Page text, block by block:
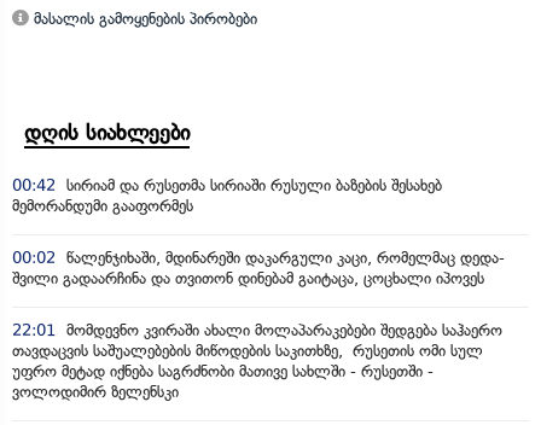
მასალის გამოყენების პირობები
დღის სიახლეები
00:42 სირიამ და რუსეთმა სირიაში რუსული ბაზების შესახებ
მემორანდუმი გააფორმეს
00:02 წალენჯიხაში, მდინარეში დაკარგული კაცი, რომელმაც დედა-
შვილი გადაარჩინა და თვითონ დინებამ გაიტაცა, ცოცხალი იპოვეს
22:01 მომდევნო კვირაში ახალი მოლაპარაკებები შედგება საჰაერო
თავდაცვის საშუალებების მიწოდების საკითხზე, რუსეთის ომი სულ
უფრო მეტად იქნება საგრძნობი მათივე სახლში - რუსეთში -
ვოლოდიმირ ზელენსკი